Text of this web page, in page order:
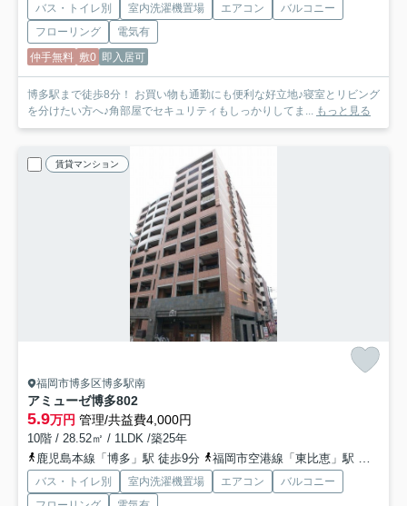
バス・トイレ別 室内洗濯機置場 エアコン
バルコニー
フローリング
電気有
仲手無料 敷0 即入居可
博多駅まで徒歩8分！ お買い物も通勤にも便利な好立地♪寝室とリビング
を分けたい方へ♪角部屋でセキュリティもしっかりしてま...
もっと見る
賃貸マンション
福岡市博多区博多駅南
アミューゼ博多802
5.9万円 管理/共益費4,000円
10階 / 28.52㎡ / 1LDK /築25年
鹿児島本線「博多」駅 徒歩9分
福岡市空港線「東比恵」駅 徒歩17分
バス・トイレ別 室内洗濯機置場 エアコン
バルコニー